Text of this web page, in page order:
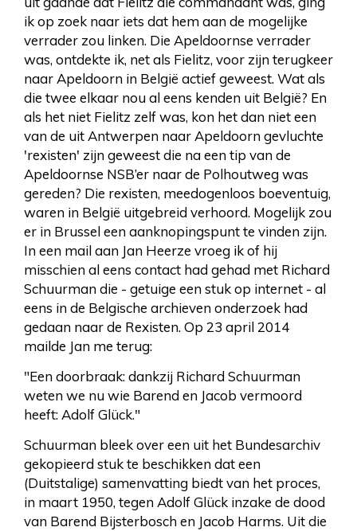
ik op zoek naar iets dat hem aan de mogelijke
verrader zou linken. Die Apeldoornse verrader
was, ontdekte ik, net als Fielitz, voor zijn terugkeer
naar Apeldoorn in België actief geweest. Wat als
die twee elkaar nou al eens kenden uit België? En
als het niet Fielitz zelf was, kon het dan niet een
van de uit Antwerpen naar Apeldoorn gevluchte
'rexisten' zijn geweest die na een tip van de
Apeldoornse NSB’er naar de Polhoutweg was
gereden? Die rexisten, meedogenloos boeventuig,
waren in België uitgebreid verhoord. Mogelijk zou
er in Brussel een aanknopingspunt te vinden zijn.
In een mail aan Jan Heerze vroeg ik of hij
misschien al eens contact had gehad met Richard
Schuurman die - getuige een stuk op internet - al
eens in de Belgische archieven onderzoek had
gedaan naar de Rexisten. Op 23 april 2014
mailde Jan me terug:
"Een doorbraak: dankzij Richard Schuurman
weten we nu wie Barend en Jacob vermoord
heeft: Adolf Glück."
Schuurman bleek over een uit het Bundesarchiv
gekopieerd stuk te beschikken dat een
(Duitstalige) samenvatting biedt van het proces,
in maart 1950, tegen Adolf Glück inzake de dood
van Barend Bijsterbosch en Jacob Harms. Uit die